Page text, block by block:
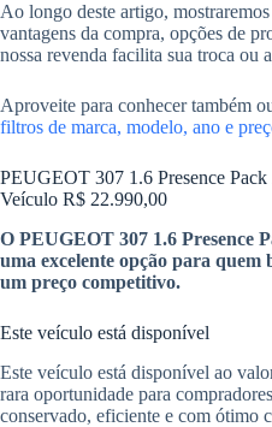
Ao longo deste artigo,
vantagens da compra, opções de
nossa revenda facilita sua troca ou
Aproveite para conhecer também
filtros de marca, modelo, ano e
PEUGEOT 307 1.6 Presence
Veículo R$ 22.990,00
O PEUGEOT 307 1.6 Presence
uma excelente opção para quem
um preço competitivo.
Este veículo está disponível
Este veículo está disponível ao
rara oportunidade para
conservado, eficiente e com ótimo